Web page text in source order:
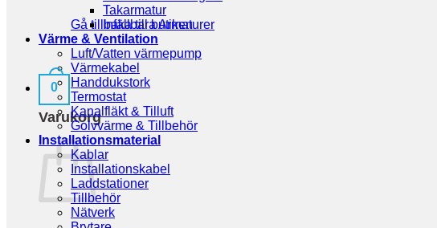
Gå tillbaka till butiken
0
Varukorg
Takarmatur
Infällbara Armaturer
Värme & Ventilation
Luft/Vatten värmepump
Värmekabel
Handdukstork
Termostat
Kanalfläkt & Tilluft
Golvvärme & Tillbehör
Installationsmaterial
Kablar
Installationskabel
Laddstationer
Tillbehör
Nätverk